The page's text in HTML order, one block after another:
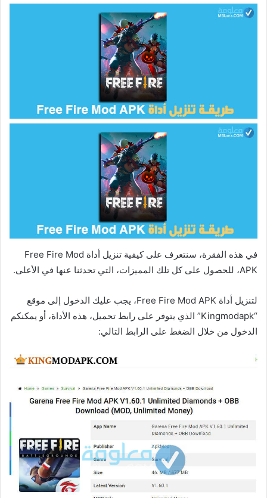
في هذه الفقرة، سنتعرف على كيفية تنزيل أداة Free Fire Mod
APK، للحصول على كل تلك المميزات، التي تحدثنا عنها في الأعلى.
لتنزيل أداة Free Fire Mod APK، يجب عليك الدخول إلى موقع
“Kingmodapk” الذي يتوفر على رابط تحميل، هذه الأداة، أو يمكنكم
الدخول من خلال الضغط على الرابط التالي: